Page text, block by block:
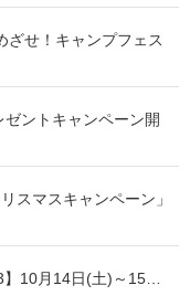
ざせ！キャンプフェス
ゼントキャンペーン開
スマスキャンペーン」
】10月14日(土)～15…